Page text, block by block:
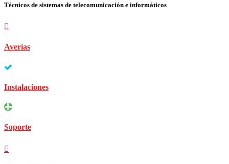
Técnicos de sistemas de telecomunicación e informáticos
Averías
Instalaciones
Soporte